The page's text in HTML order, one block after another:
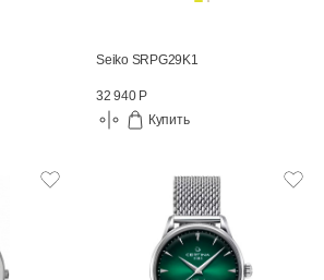
Seiko SRPG29K1
32 940 Р
Купить